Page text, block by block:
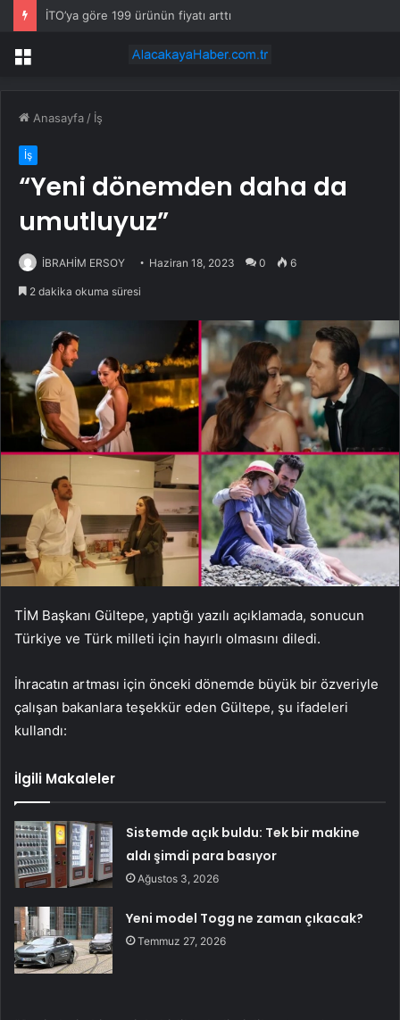
İTO’ya göre 199 ürünün fiyatı arttı
Menü
Anasayfa / İş
İş
“Yeni dönemden daha da
umutluyuz”
İBRAHİM ERSOY Haziran 18, 2023 0 6
2 dakika okuma süresi
TİM Başkanı Gültepe, yaptığı yazılı açıklamada, sonucun
Türkiye ve Türk milleti için hayırlı olmasını diledi.
İhracatın artması için önceki dönemde büyük bir özveriyle
çalışan bakanlara teşekkür eden Gültepe, şu ifadeleri
kullandı:
İlgili Makaleler
Sistemde açık buldu: Tek bir makine
aldı şimdi para basıyor
Ağustos 3, 2026
Yeni model Togg ne zaman çıkacak?
Temmuz 27, 2026